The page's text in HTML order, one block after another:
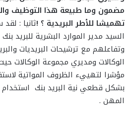
مضمون وما طبيعة هذا التوظيف
تهميشا للأطر البريدية ؟ !ثانيا : لقد
السيد مدير الموارد البشرية للبريد
وتفاعلهم مع ترشيحات البريديات
الوكالات ومديري مجموعة الوكالات
مؤشرا لتهييء الظروف المواتية
بشكل قطعي نية البريد بنك
المهن .